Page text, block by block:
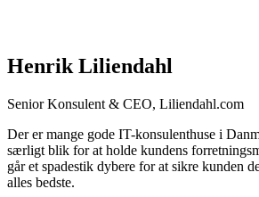
Henrik Liliendahl
Senior Konsulent & CEO, Liliendahl.com
Der er mange gode IT-konsulenthuse i
særligt blik for at holde kundens
går et spadestik dybere for at sikre kunden
alles bedste.